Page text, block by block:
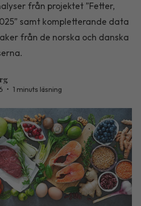
från projektet ”Fetter,
samt kompletterande data
från de norska och danska
• 1 minuts läsning